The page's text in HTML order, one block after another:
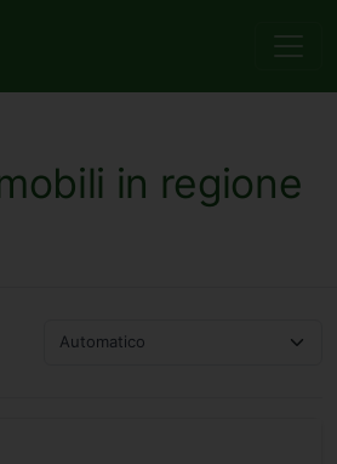
in regione
Automatico